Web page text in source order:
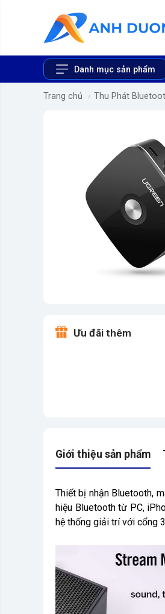
Danh mục sản phẩm
Trang chủ Thu Phát
Ưu đãi thêm
Giới thiệu sản phẩm
Thiết bị nhận Bluetooth,
hiệu Bluetooth từ PC,
hệ thống giải trí với cổng